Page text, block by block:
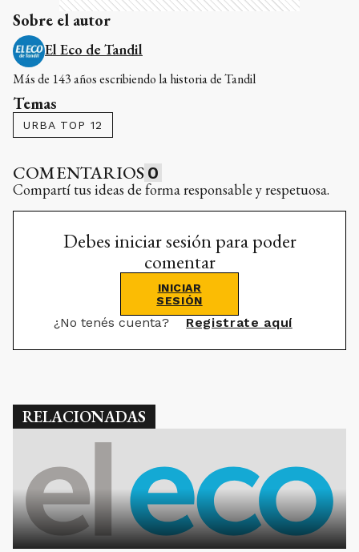
Sobre el autor
El Eco de Tandil
Más de 143 años escribiendo la historia de Tandil
Temas
URBA TOP 12
COMENTARIOS 0
Compartí tus ideas de forma responsable y respetuosa.
Debes iniciar sesión para poder
comentar
INICIAR
SESIÓN
¿No tenés cuenta? Registrate aquí
RELACIONADAS